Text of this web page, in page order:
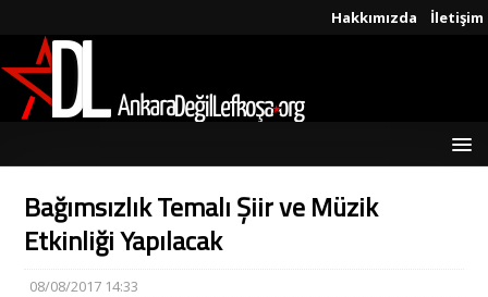
Hakkımızda İletişim
Bağımsızlık Temalı Şiir ve Müzik
Etkinliği Yapılacak
08/08/2017 14:33